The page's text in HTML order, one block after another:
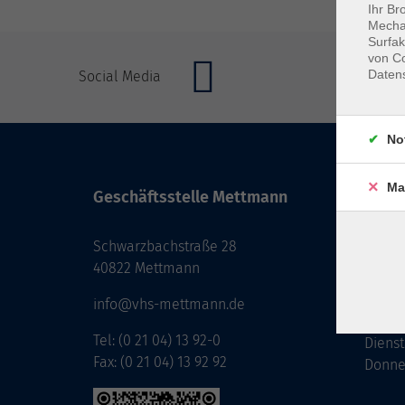
Social Media
Geschäftsstelle Mettmann
Schwarzbachstraße 28
40822 Mettmann
info@vhs-mettmann.de
Tel: (0 21 04) 13 92-0
Fax: (0 21 04) 13 92 92
Ihr
von